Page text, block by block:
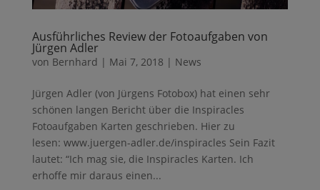
Ausführliches Review der Fotoaufgaben von
Jürgen Adler
von Bernhard | Mai 7, 2018 | News
Jürgen Adler (von Jürgens Fotobox) hat einen sehr
schönen langen Bericht über die Inspiracles
Fotoaufgaben Karten geschrieben. Hier zu
lesen: www.juergen-adler.de/inspiracles Sein Fazit
lautet: “Ich mag sie, die Inspiracles Karten. Ich
erhoffe mir daraus einen...